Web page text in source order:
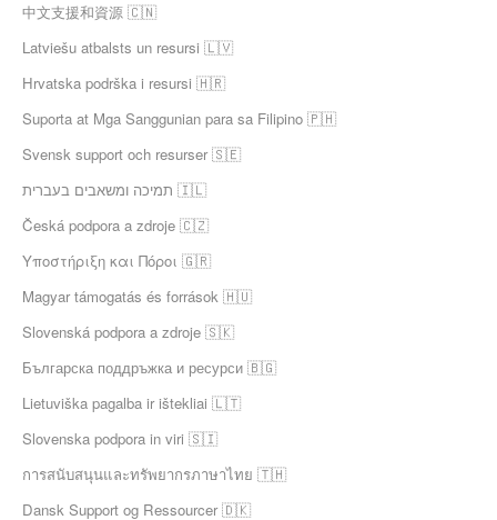
中文支援和資源 🇨🇳
Latviešu atbalsts un resursi 🇱🇻
Hrvatska podrška i resursi 🇭🇷
Suporta at Mga Sanggunian para sa Filipino 🇵🇭
Svensk support och resurser 🇸🇪
תמיכה ומשאבים בעברית 🇮🇱
Česká podpora a zdroje 🇨🇿
Υποστήριξη και Πόροι 🇬🇷
Magyar támogatás és források 🇭🇺
Slovenská podpora a zdroje 🇸🇰
Българска поддръжка и ресурси 🇧🇬
Lietuviška pagalba ir ištekliai 🇱🇹
Slovenska podpora in viri 🇸🇮
การสนับสนุนและทรัพยากรภาษาไทย 🇹🇭
Dansk Support og Ressourcer 🇩🇰